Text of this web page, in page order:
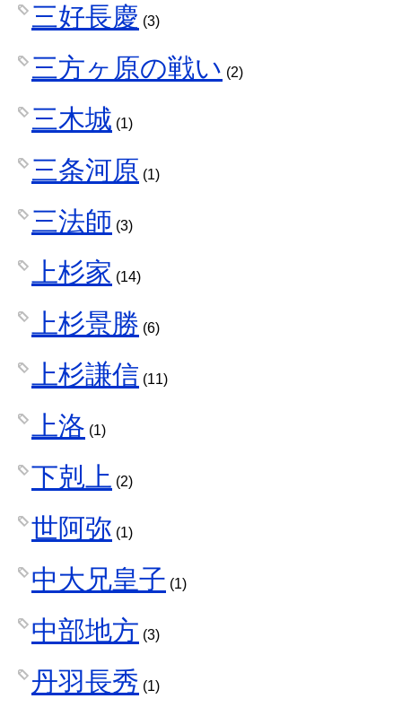
三好長慶 (3)
三方ヶ原の戦い (2)
三木城 (1)
三条河原 (1)
三法師 (3)
上杉家 (14)
上杉景勝 (6)
上杉謙信 (11)
上洛 (1)
下剋上 (2)
世阿弥 (1)
中大兄皇子 (1)
中部地方 (3)
丹羽長秀 (1)